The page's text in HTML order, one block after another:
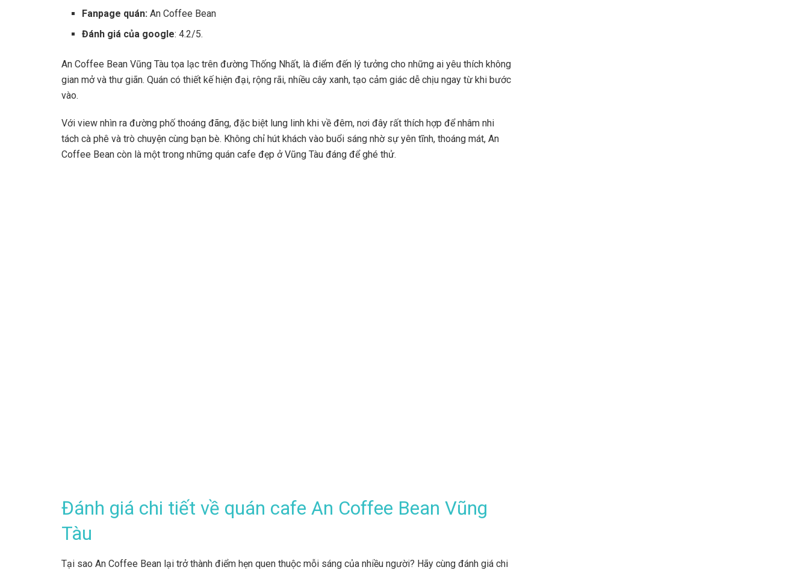
Fanpage quán: An Coffee Bean
Đánh giá của google: 4.2/5.
An Coffee Bean Vũng Tàu tọa lạc trên đường Thống Nhất, là điểm đến lý tưởng cho những ai yêu thích không
gian mở và thư giãn. Quán có thiết kế hiện đại, rộng rãi, nhiều cây xanh, tạo cảm giác dễ chịu ngay từ khi bước
vào.
Với view nhìn ra đường phố thoáng đãng, đặc biệt lung linh khi về đêm, nơi đây rất thích hợp để nhâm nhi
tách cà phê và trò chuyện cùng bạn bè. Không chỉ hút khách vào buổi sáng nhờ sự yên tĩnh, thoáng mát, An
Coffee Bean còn là một trong những quán cafe đẹp ở Vũng Tàu đáng để ghé thử.
Đánh giá chi tiết về quán cafe An Coffee Bean Vũng
Tàu
Tại sao An Coffee Bean lại trở thành điểm hẹn quen thuộc mỗi sáng của nhiều người? Hãy cùng đánh giá chi